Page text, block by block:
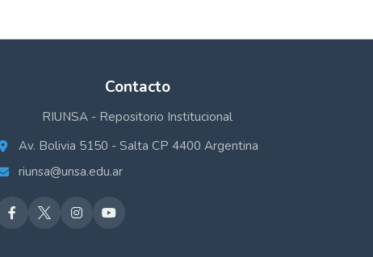
Contacto
RIUNSA - Repositorio Institucional
Av. Bolivia 5150 - Salta CP 4400 Argentina
riunsa@unsa.edu.ar